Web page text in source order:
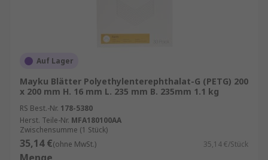
Materialverschwendung durch exakte
Formgebung.
Qualität:
Glatte Oberflächen und
detailgenaue Ergebnisse.
Ein Vakuumformer ist nicht nur für industrielle
Anwendungen interessant, sondern auch für
Werkstätten, die Prototypen oder Kleinserien
Auf Lager
Mayku Blätter Polyethylenterephthalat-G (PETG) 200
x 200 mm H. 16 mm L. 235 mm B. 235mm 1.1 kg
RS Best.-Nr. 178-5380
Herst. Teile-Nr. MFA180100AA
Zwischensumme (1 Stück)
35,14 €(ohne MwSt.) 35,14 €/Stück